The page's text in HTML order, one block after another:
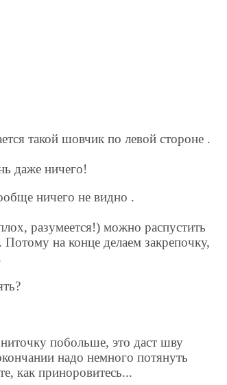
такой шовчик по левой стороне .
даже ничего!
ничего не видно .
разумеется!) можно распустить
Потому на конце делаем закрепочку,
побольше, это даст шву
надо немного потянуть
как приноровитесь...